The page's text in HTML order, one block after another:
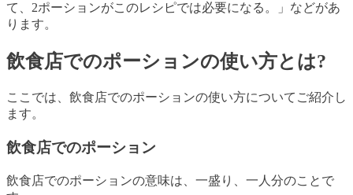
て、2ポーションがこのレシピでは必要になる。」などがあ
ります。
飲食店でのポーションの使い方とは?
ここでは、飲食店でのポーションの使い方についてご紹介し
ます。
飲食店でのポーション
飲食店でのポーションの意味は、一盛り、一人分のことで